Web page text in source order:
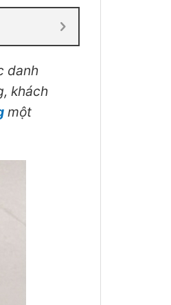
danh
khách
một